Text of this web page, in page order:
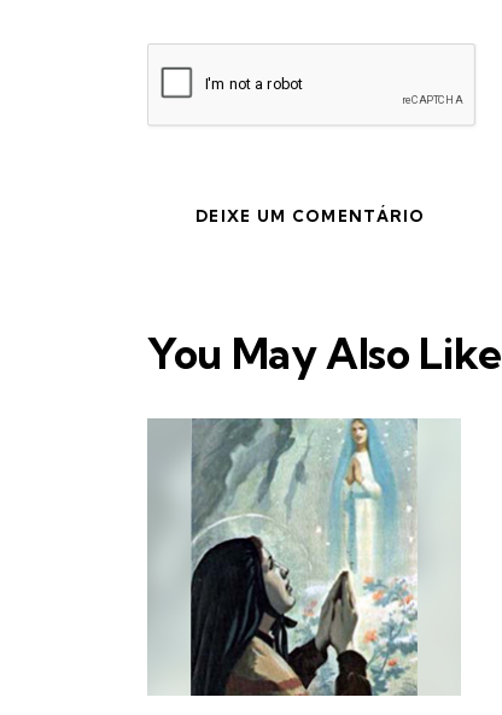
You May Also Like